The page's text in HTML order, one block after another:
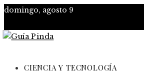
domingo, agosto 9
CIENCIA Y TECNOLOGÍA